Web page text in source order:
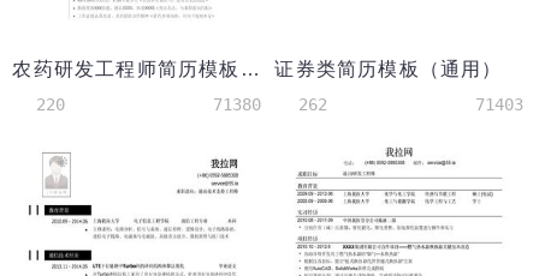
农药研发工程师简历模板（有自我介绍）
220 71380
证券类简历模板（通用）
262 71403